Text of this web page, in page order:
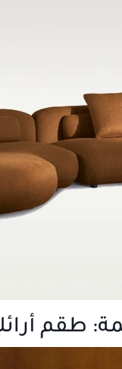
طقم